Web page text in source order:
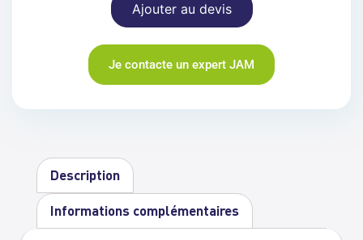
Ajouter au devis
Je contacte un expert JAM
Description
Informations complémentaires